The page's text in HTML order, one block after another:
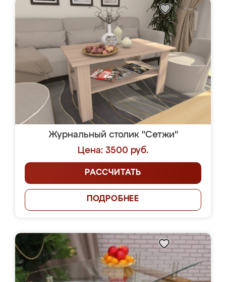
Журнальный столик "Сетжи"
Цена: 3500 руб.
РАССЧИТАТЬ
ПОДРОБНЕЕ